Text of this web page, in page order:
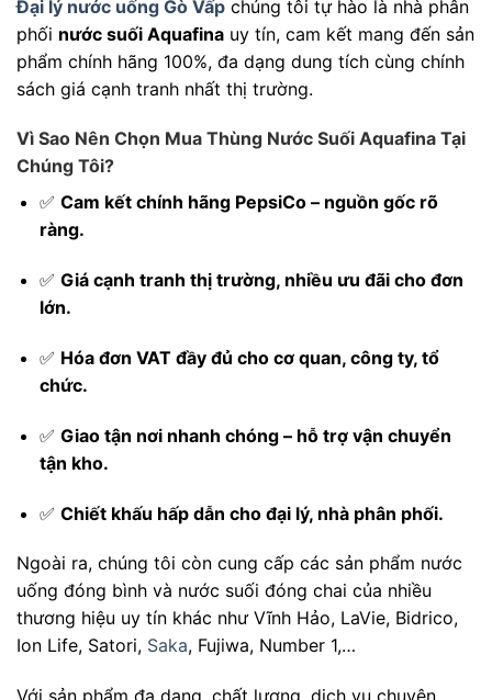
Đại lý nước uống Gò Vấp chúng tôi tự hào là nhà phân
phối nước suối Aquafina uy tín, cam kết mang đến sản
phẩm chính hãng 100%, đa dạng dung tích cùng chính
sách giá cạnh tranh nhất thị trường.
Vì Sao Nên Chọn Mua Thùng Nước Suối Aquafina Tại
Chúng Tôi?
✅ Cam kết chính hãng PepsiCo – nguồn gốc rõ
ràng.
✅ Giá cạnh tranh thị trường, nhiều ưu đãi cho đơn
lớn.
✅ Hóa đơn VAT đầy đủ cho cơ quan, công ty, tổ
chức.
✅ Giao tận nơi nhanh chóng – hỗ trợ vận chuyển
tận kho.
✅ Chiết khấu hấp dẫn cho đại lý, nhà phân phối.
Ngoài ra, chúng tôi còn cung cấp các sản phẩm nước
uống đóng bình và nước suối đóng chai của nhiều
thương hiệu uy tín khác như Vĩnh Hảo, LaVie, Bidrico,
Ion Life, Satori, Saka, Fujiwa, Number 1,…